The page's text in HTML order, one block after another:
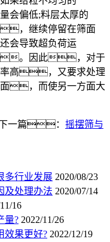
偏低;料层太厚的
，继续停留在筛面
会导致超负荷运
。因此，对于
高，又要求处理
，而使另一方面大
一篇： 摇摆筛与
多行业发展 2020/08/23
及处理办法 2020/07/14
16
量? 2022/11/26
效果更好? 2022/12/19